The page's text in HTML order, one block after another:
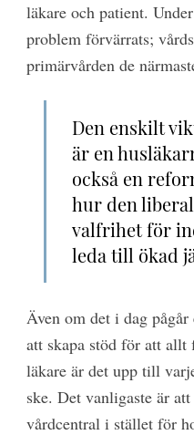
läkare och patient.
problem förvärrats;
primärvården de
Den enskilt
är en
också en
hur den
valfrihet för
leda till ökad
Även om det i dag
att skapa stöd för att allt
läkare är det upp till
ske. Det vanligaste är
vårdcentral i stället för